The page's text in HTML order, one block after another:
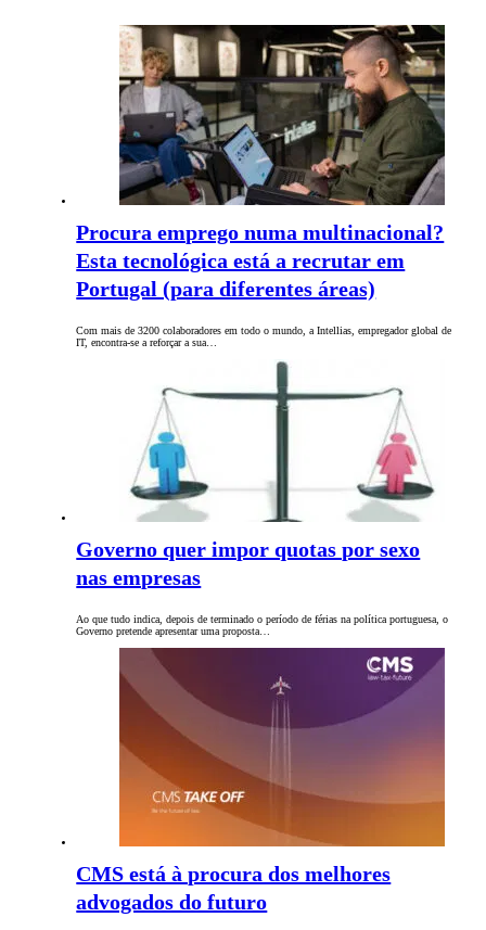
Procura emprego numa multinacional?
Esta tecnológica está a recrutar em
Portugal (para diferentes áreas)
Com mais de 3200 colaboradores em todo o mundo, a Intellias, empregador global de
IT, encontra-se a reforçar a sua…
Governo quer impor quotas por sexo
nas empresas
Ao que tudo indica, depois de terminado o período de férias na política portuguesa, o
Governo pretende apresentar uma proposta…
CMS está à procura dos melhores
advogados do futuro